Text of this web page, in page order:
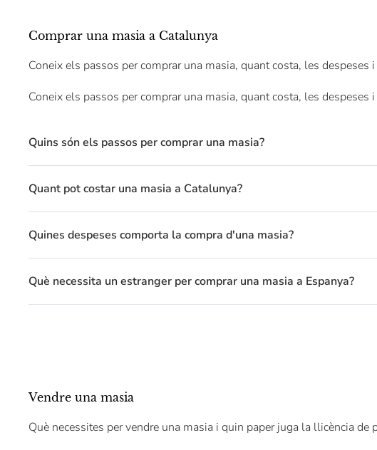
Comprar una masia a Catalunya
Coneix els passos per comprar una masia, quant costa, les
Coneix els passos per comprar una masia, quant costa, les
Quins són els passos per comprar una masia?
Quant pot costar una masia a Catalunya?
Quines despeses comporta la compra d'una masia?
Què necessita un estranger per comprar una masia a Espanya?
Vendre una masia
Què necessites per vendre una masia i quin paper juga la llicència de